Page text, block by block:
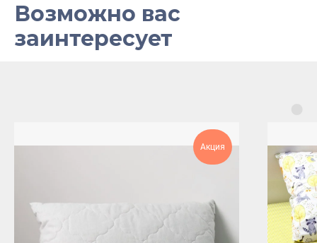
Возможно вас
заинтересует
Акция